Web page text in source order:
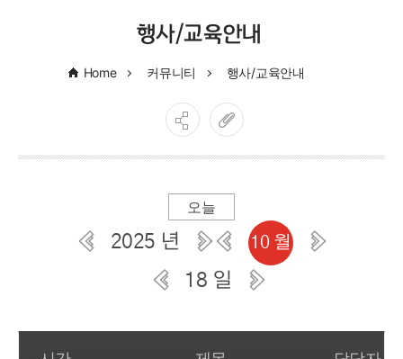
행사/교육안내
Home 커뮤니티 행사/교육안내
오늘
2025 년 10 월
18 일
일간 부서일정관리